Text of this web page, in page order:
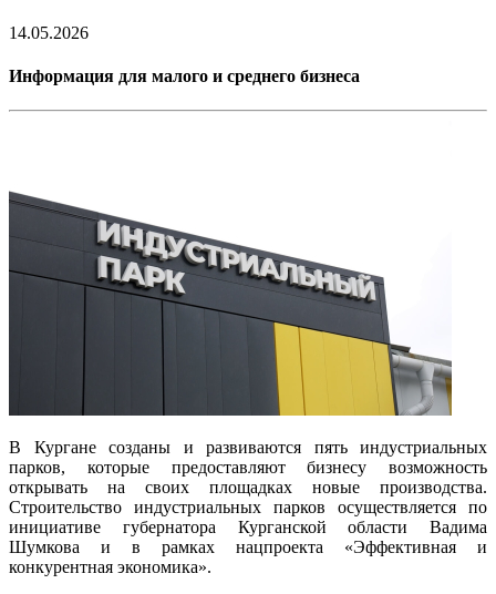
14.05.2026
Информация для малого и среднего бизнеса
В Кургане созданы и развиваются пять индустриальных
парков, которые предоставляют бизнесу возможность
открывать на своих площадках новые производства.
Строительство индустриальных парков осуществляется по
инициативе губернатора Курганской области Вадима
Шумкова и в рамках нацпроекта «Эффективная и
конкурентная экономика».